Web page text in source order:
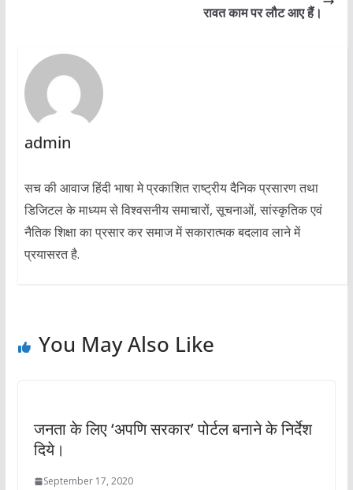
रावत काम पर लौट आए हैं।
admin
सच की आवाज हिंदी भाषा मे प्रकाशित राष्ट्रीय दैनिक प्रसारण तथा
डिजिटल के माध्यम से विश्वसनीय समाचारों, सूचनाओं, सांस्कृतिक एवं
नैतिक शिक्षा का प्रसार कर समाज में सकारात्मक बदलाव लाने में
प्रयासरत है.
You May Also Like
जनता के लिए ‘अपणि सरकार’ पोर्टल बनाने के निर्देश
दिये।
September 17, 2020